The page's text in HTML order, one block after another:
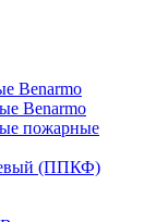
Benarmo
Benarmo
пожарные
(ППКФ)